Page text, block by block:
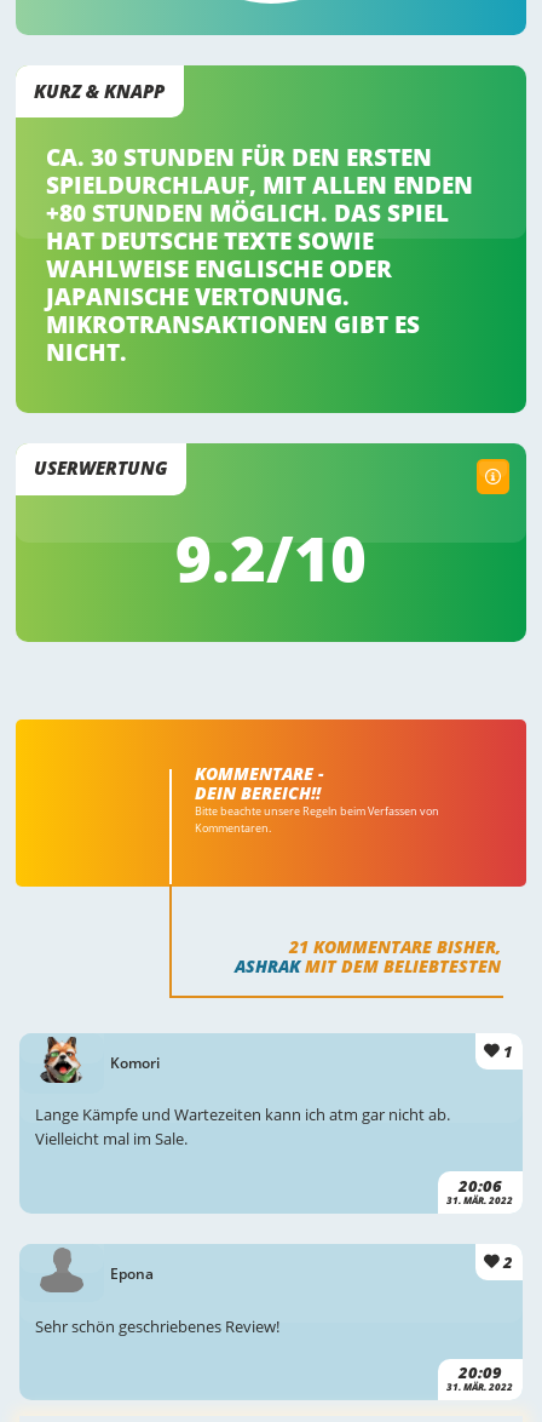
KURZ & KNAPP
CA. 30 STUNDEN FÜR DEN ERSTEN
SPIELDURCHLAUF, MIT ALLEN ENDEN
+80 STUNDEN MÖGLICH. DAS SPIEL
HAT DEUTSCHE TEXTE SOWIE
WAHLWEISE ENGLISCHE ODER
JAPANISCHE VERTONUNG.
MIKROTRANSAKTIONEN GIBT ES
NICHT.
USERWERTUNG
9.2/10
KOMMENTARE -
DEIN BEREICH!!
Bitte beachte unsere Regeln beim Verfassen von
Kommentaren.
21 KOMMENTARE BISHER,
ASHRAKMIT DEM BELIEBTESTEN
Komori
1
20:06
31. MÄR. 2022
Lange Kämpfe und Wartezeiten kann ich atm gar nicht ab.
Vielleicht mal im Sale.
Epona 2
20:09
31. MÄR. 2022
Sehr schön geschriebenes Review!